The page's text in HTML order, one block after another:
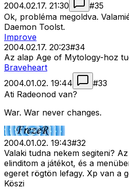
2004.02.17. 21:30
#35
Ok, probléma megoldva.
Daemon Toolst.
Improve
2004.02.17. 20:23#34
Az alap Age of Mytology-hoz
Braveheart
2004.01.02. 19:44
#33
Ati Radeonod van?
War. War never changes.
2004.01.02. 19:43#32
Valaki tudna nekem segiteni?
elinditom a játékot, és a
egeret rögtön lefagy. Xp van a
Köszi